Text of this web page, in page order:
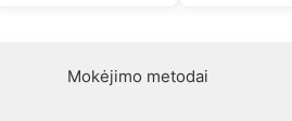
Mokėjimo metodai